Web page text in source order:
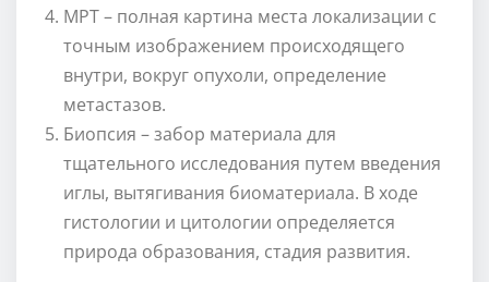
МРТ – полная картина места локализации с
точным изображением происходящего
внутри, вокруг опухоли, определение
метастазов.
Биопсия – забор материала для
тщательного исследования путем введения
иглы, вытягивания биоматериала. В ходе
гистологии и цитологии определяется
природа образования, стадия развития.